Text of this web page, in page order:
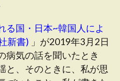
る国・日本~韓国人によ
新書) 」が2019年3月2日
病気の話を聞いたとき
と、そのときに、私が思